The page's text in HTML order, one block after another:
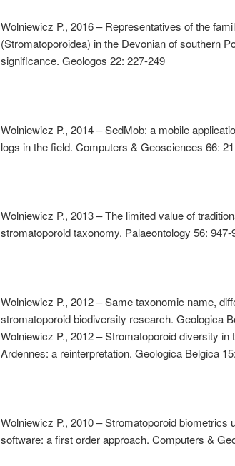
Wolniewicz P., 2016 – Representatives of the
(Stromatoporoidea) in the Devonian of southern
significance. Geologos 22: 227-249
Wolniewicz P., 2014 – SedMob: a mobile
logs in the field. Computers & Geosciences 66:
Wolniewicz P., 2013 – The limited value of
stromatoporoid taxonomy. Palaeontology 56: 947-
Wolniewicz P., 2012 – Same taxonomic name,
stromatoporoid biodiversity research. Geologica
Wolniewicz P., 2012 – Stromatoporoid diversity in
Ardennes: a reinterpretation. Geologica Belgica
Wolniewicz P., 2010 – Stromatoporoid biometrics
software: a first order approach. Computers &